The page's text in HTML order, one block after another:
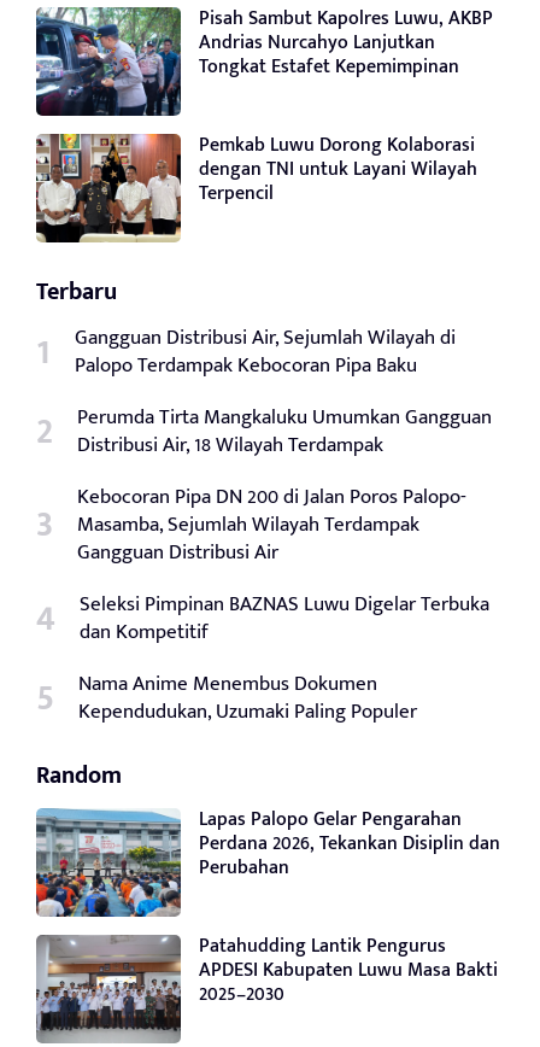
Pisah Sambut Kapolres Luwu, AKBP
Andrias Nurcahyo Lanjutkan
Tongkat Estafet Kepemimpinan
Pemkab Luwu Dorong Kolaborasi
dengan TNI untuk Layani Wilayah
Terpencil
Terbaru
Gangguan Distribusi Air, Sejumlah Wilayah di
Palopo Terdampak Kebocoran Pipa Baku
Perumda Tirta Mangkaluku Umumkan Gangguan
Distribusi Air, 18 Wilayah Terdampak
Kebocoran Pipa DN 200 di Jalan Poros Palopo-
Masamba, Sejumlah Wilayah Terdampak
Gangguan Distribusi Air
Seleksi Pimpinan BAZNAS Luwu Digelar Terbuka
dan Kompetitif
Nama Anime Menembus Dokumen
Kependudukan, Uzumaki Paling Populer
Random
Lapas Palopo Gelar Pengarahan
Perdana 2026, Tekankan Disiplin dan
Perubahan
Patahudding Lantik Pengurus
APDESI Kabupaten Luwu Masa Bakti
2025–2030